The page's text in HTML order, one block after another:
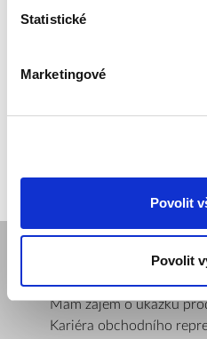
Statistické
Marketingové
Povolit
Povolit
každého nákupu s
SPOLEČNOST
Mám zájem o ukázku
Kariéra obchodního